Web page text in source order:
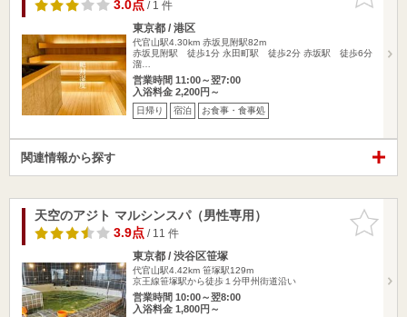
3.0点/ 1 件
東京都 / 港区
代官山駅4.30km 赤坂見附駅82m
赤坂見附駅 徒歩1分 永田町駅 徒歩2分 赤坂駅 徒歩6分
溜…
営業時間 11:00～翌7:00
入浴料金 2,200円～
日帰り 宿泊 お食事・食事処
関連情報から探す
お気に入
りに追加
天空のアジト マルシンスパ（男性専用）
3.9点/ 11 件
東京都 / 渋谷区笹塚
代官山駅4.42km 笹塚駅129m
京王線笹塚駅から徒歩１分甲州街道沿い
営業時間 10:00～翌8:00
入浴料金 1,800円～